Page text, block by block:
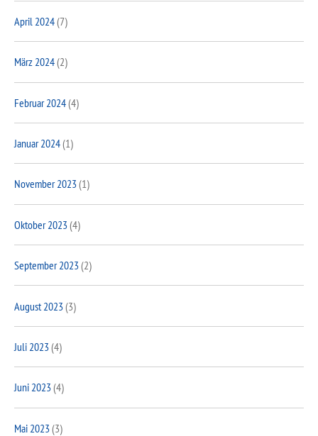
April 2024(7)
März 2024(2)
Februar 2024(4)
Januar 2024(1)
November 2023(1)
Oktober 2023(4)
September 2023(2)
August 2023(3)
Juli 2023(4)
Juni 2023(4)
Mai 2023(3)